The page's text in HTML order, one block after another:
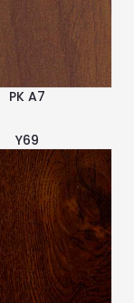
PK A7
Y69